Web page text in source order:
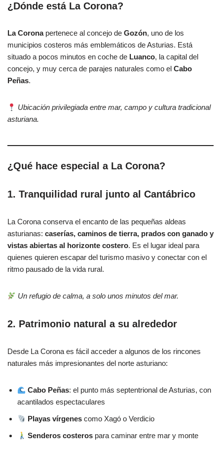
¿Dónde está La Corona?
La Coronapertenece al concejo de Gozón, uno de los
municipios costeros más emblemáticos de Asturias. Está
situado a pocos minutos en coche de Luanco, la capital del
concejo, y muy cerca de parajes naturales como el Cabo
Peñas.
Ubicación privilegiada entre mar, campo y cultura tradicional
asturiana.
¿Qué hace especial a La Corona?
1. Tranquilidad rural junto al Cantábrico
La Corona conserva el encanto de las pequeñas aldeas
asturianas: caserías, caminos de tierra, prados con ganado y
vistas abiertas al horizonte costero. Es el lugar ideal para
quienes quieren escapar del turismo masivo y conectar con el
ritmo pausado de la vida rural.
Un refugio de calma, a solo unos minutos del mar.
2. Patrimonio natural a su alrededor
Desde La Corona es fácil acceder a algunos de los rincones
naturales más impresionantes del norte asturiano:
Cabo Peñas: el punto más septentrional de Asturias, con
acantilados espectaculares
Playas vírgenes como Xagó o Verdicio
Senderos costeros para caminar entre mar y monte